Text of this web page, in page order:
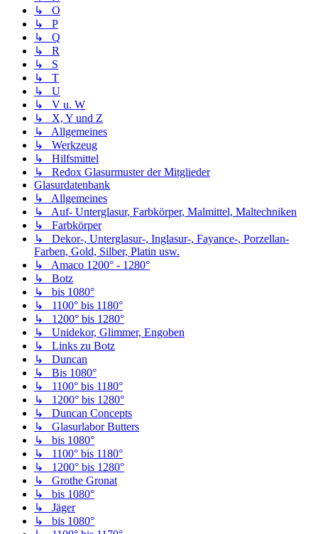
↳ O
↳ P
↳ Q
↳ R
↳ S
↳ T
↳ U
↳ V u. W
↳ X, Y und Z
↳ Allgemeines
↳ Werkzeug
↳ Hilfsmittel
↳ Redox Glasurmuster der Mitglieder
Glasurdatenbank
↳ Allgemeines
↳ Auf- Unterglasur, Farbkörper, Malmittel, Maltechniken
↳ Farbkörper
↳ Dekor-, Unterglasur-, Inglasur-, Fayance-, Porzellan-
Farben, Gold, Silber, Platin usw.
↳ Amaco 1200° - 1280°
↳ Botz
↳ bis 1080°
↳ 1100° bis 1180°
↳ 1200° bis 1280°
↳ Unidekor, Glimmer, Engoben
↳ Links zu Botz
↳ Duncan
↳ Bis 1080°
↳ 1100° bis 1180°
↳ 1200° bis 1280°
↳ Duncan Concepts
↳ Glasurlabor Butters
↳ bis 1080°
↳ 1100° bis 1180°
↳ 1200° bis 1280°
↳ Grothe Gronat
↳ bis 1080°
↳ Jäger
↳ bis 1080°